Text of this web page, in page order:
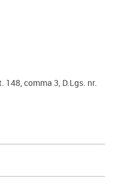
comma 3, D.Lgs. nr.